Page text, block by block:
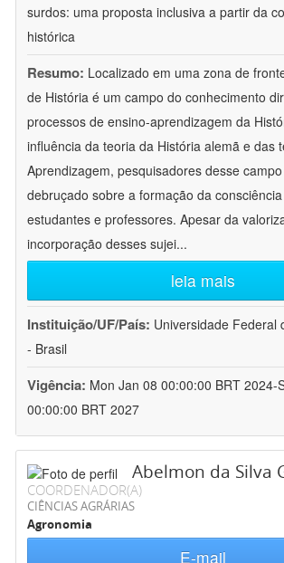
surdos: uma proposta inclusiva a partir da
histórica
Resumo: Localizado em uma zona de
de História é um campo do conhecimento
processos de ensino-aprendizagem da
influência da teoria da História alemã e das
Aprendizagem, pesquisadores desse
debruçado sobre a formação da
estudantes e professores. Apesar da
incorporação desses sujei...
leia mais
Instituição/UF/País: Universidade Federal
- Brasil
Vigência: Mon Jan 08 00:00:00 BRT 2024-
00:00:00 BRT 2027
Abelmon da Silva
COORDENADOR(A)
CIÊNCIAS AGRÁRIAS
Agronomia
E-mail